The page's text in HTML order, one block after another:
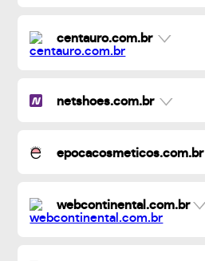
centauro.com.br
netshoes.com.br
epocacosmeticos.com.br
webcontinental.com.br